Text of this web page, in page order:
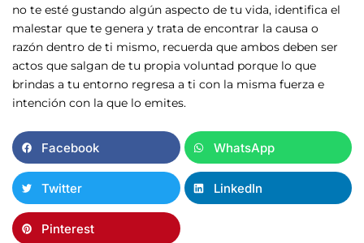
no te esté gustando algún aspecto de tu vida, identifica el
malestar que te genera y trata de encontrar la causa o
razón dentro de ti mismo, recuerda que ambos deben ser
actos que salgan de tu propia voluntad porque lo que
brindas a tu entorno regresa a ti con la misma fuerza e
intención con la que lo emites.
Facebook WhatsApp
Twitter LinkedIn
Pinterest